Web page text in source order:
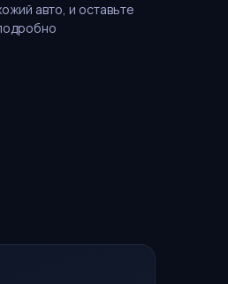
авто, и оставьте